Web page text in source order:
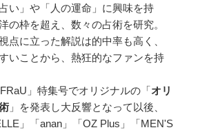
い」や「人の運命」に興味を持
の枠を超え、数々の占術を研究。
点に立った解説は的中率も高く、
いことから、熱狂的なファンを持
」特集号でオリジナルの「オリ
」を発表し大反響となって以後、
」「anan」「OZ Plus」「MEN'S